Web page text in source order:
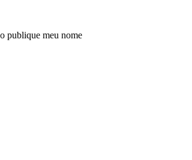
publique meu nome